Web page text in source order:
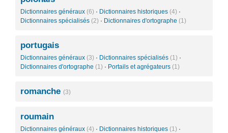
Dictionnaires généraux (6) · Dictionnaires historiques (4) ·
Dictionnaires spécialisés (2) · Dictionnaires d'ortographe (1)
portugais
Dictionnaires généraux (3) · Dictionnaires spécialisés (1) ·
Dictionnaires d'ortographe (1) · Portails et agrégateurs (1)
romanche (3)
roumain
Dictionnaires généraux (4) · Dictionnaires historiques (1) ·